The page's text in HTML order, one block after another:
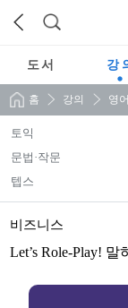
도 서 강
홈 강의 영어
토익
문법·작문
텝스
비즈니스
Let’s Role-Play!